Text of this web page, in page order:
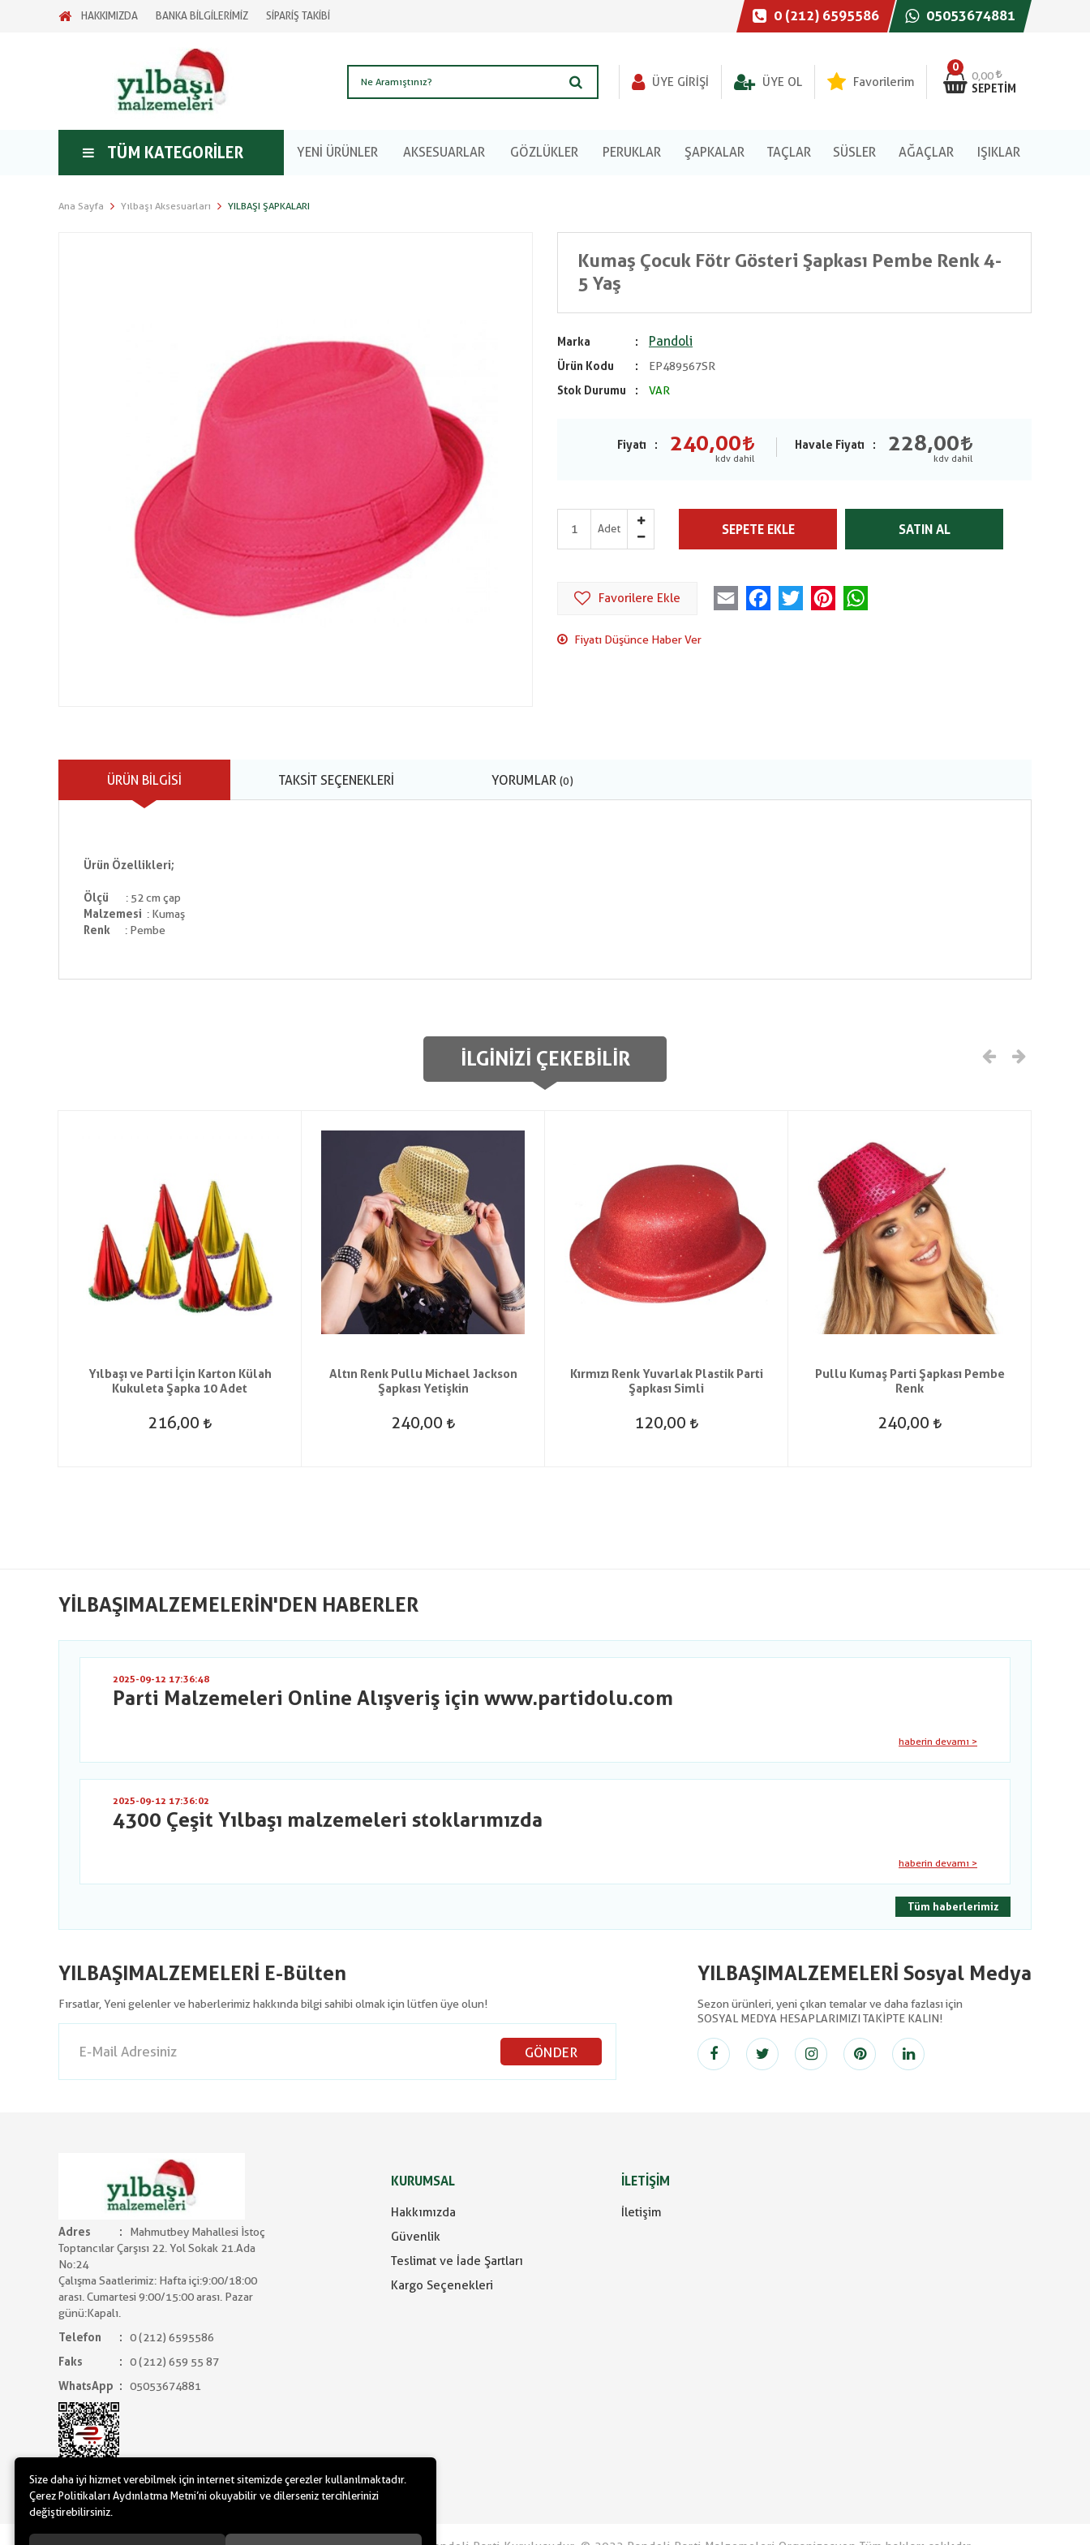
HAKKIMIZDA BANKA BİLGİLERİMİZ SİPARİŞ TAKİBİ 0 (212) 6595586 05053674881
0
0,00
SEPETIM
ÜYE GIRIŞI ÜYE OL Favorilerim
TÜM KATEGORILER YENİ ÜRÜNLER AKSESUARLAR GÖZLÜKLER PERUKLAR ŞAPKALAR TAÇLAR SÜSLER AĞAÇLAR IŞIKLAR
Ana Sayfa Yılbaşı Aksesuarları YILBAŞI ŞAPKALARI
Kumaş Çocuk Fötr Gösteri Şapkası Pembe Renk 4-
5 Yaş
Marka Pandoli
Ürün Kodu
EP489567SR
Stok Durumu
VAR
Fiyatı 240,00 Havale Fiyatı 228,00
Adet SEPETE EKLE SATIN AL
Favorilere Ekle Email FacebookTwitter Pinterest
Fiyatı Düşünce Haber Ver
ÜRÜN BILGISI TAKSIT SEÇENEKLERI YORUMLAR (0)
Ürün Özellikleri;
Ölçü
: 52 cm çap
Malzemesi : Kumaş
Renk
: Pembe
İLGINIZI ÇEKEBILIR
Yılbaşı ve Parti İçin Karton Külah
Kukuleta Şapka 10 Adet
216,00
Altın Renk Pullu Michael Jackson
Şapkası Yetişkin
240,00
Kırmızı Renk Yuvarlak Plastik Parti
Şapkası Simli
120,00
Pullu Kumaş Parti Şapkası Pembe
Renk
240,00
YILBAŞIMALZEMELERIN'DEN HABERLER
2025-09-12 17:36:48
Parti Malzemeleri Online Alışveriş için www.partidolu.com
haberin devamı >
2025-09-12 17:36:02
4300 Çeşit Yılbaşı malzemeleri stoklarımızda
haberin devamı >
Tüm haberlerimiz
YILBAŞIMALZEMELERİ E-Bülten
Fırsatlar, Yeni gelenler ve haberlerimiz hakkında bilgi sahibi olmak için lütfen üye olun!
GÖNDER
YILBAŞIMALZEMELERİ Sosyal Medya
Sezon ürünleri, yeni çıkan temalar ve daha fazlası için
SOSYAL MEDYA HESAPLARIMIZI TAKİPTE KALIN!
Adres
Mahmutbey Mahallesi İstoç
Toptancılar Çarşısı 22. Yol Sokak 21.Ada
No:24
Çalışma Saatlerimiz: Hafta içi:9:00/18:00
arası. Cumartesi 9:00/15:00 arası. Pazar
günü:Kapalı.
Telefon
0 (212) 6595586
Faks
0 (212) 659 55 87
WhatsApp
05053674881
KURUMSAL
Hakkımızda
Güvenlik
Teslimat ve İade Şartları
Kargo Seçenekleri
İLETİŞİM
İletişim
Size daha iyi hizmet verebilmek için internet sitemizde çerezler kullanılmaktadır.
Çerez Politikaları Aydınlatma Metni’ni okuyabilir ve dilerseniz tercihlerinizi
değiştirebilirsiniz.